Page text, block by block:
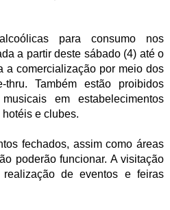
para consumo nos
a partir deste sábado (4) até o
a comercialização por meio dos
Também estão proibidos
em estabelecimentos
e clubes.
fechados, assim como áreas
poderão funcionar. A visitação
de eventos e feiras